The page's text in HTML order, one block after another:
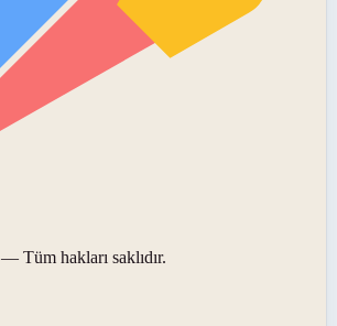
— Tüm hakları saklıdır.